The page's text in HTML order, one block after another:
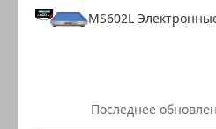
MS602L
Последнее